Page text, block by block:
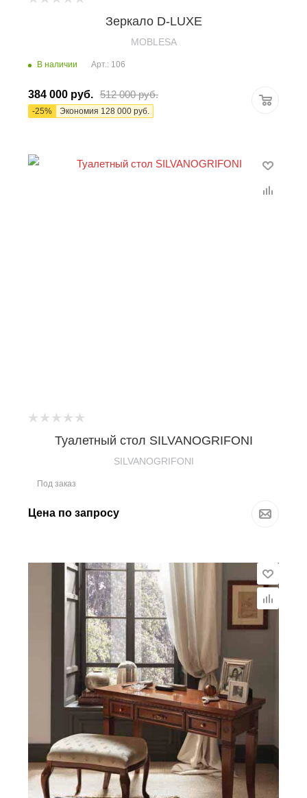
Зеркало D-LUXE
MOBLESA
В наличии Арт.: 106
384 000 руб. 512 000руб.
-25% Экономия 128 000 руб.
Туалетный стол SILVANOGRIFONI
SILVANOGRIFONI
Под заказ
Цена по запросу